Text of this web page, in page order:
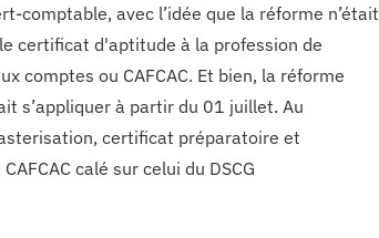
comptable, avec l’idée que la réforme n’était
certificat d'aptitude à la profession de
comptes ou CAFCAC. Et bien, la réforme
s’appliquer à partir du 01 juillet. Au
certificat préparatoire et
calé sur celui du DSCG